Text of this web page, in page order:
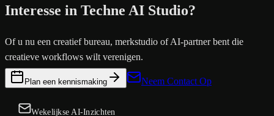
Interesse in Techne AI Studio?
Of u nu een creatief bureau, merkstudio of AI-partner bent die
creatieve workflows wilt verenigen.
Plan een kennismaking Neem Contact Op
Wekelijkse AI-Inzichten